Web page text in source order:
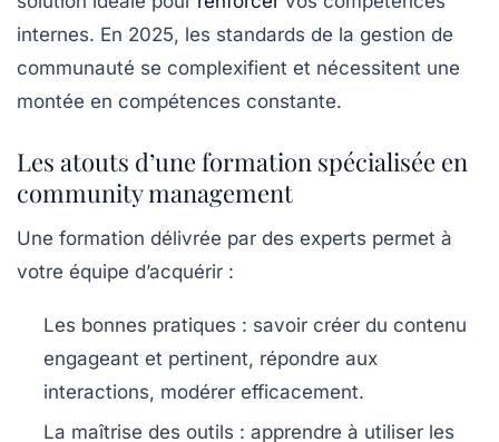
internes. En 2025, les standards de la gestion de
communauté se complexifient et nécessitent une
montée en compétences constante.
Les atouts d’une formation spécialisée en
community management
Une formation délivrée par des experts permet à
votre équipe d’acquérir :
Les bonnes pratiques : savoir créer du contenu
engageant et pertinent, répondre aux
interactions, modérer efficacement.
La maîtrise des outils : apprendre à utiliser les